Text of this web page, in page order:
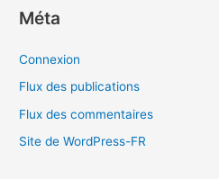
Méta
Connexion
Flux des publications
Flux des commentaires
Site de WordPress-FR